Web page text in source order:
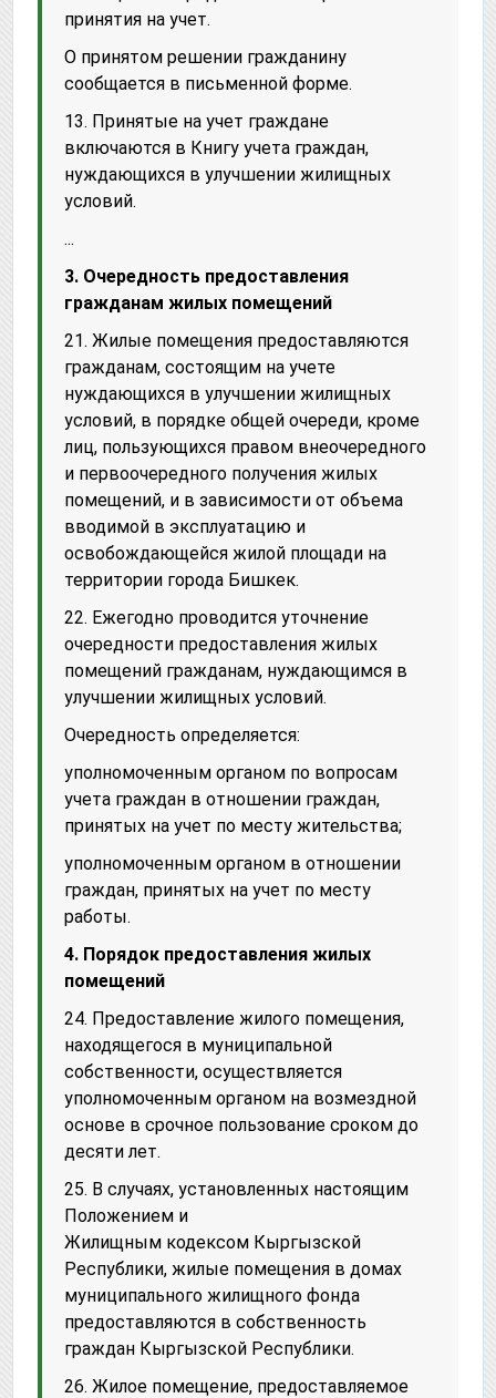
принятия на учет.
О принятом решении гражданину
сообщается в письменной форме.
13. Принятые на учет граждане
включаются в Книгу учета граждан,
нуждающихся в улучшении жилищных
условий.
...
3. Очередность предоставления
гражданам жилых помещений
21. Жилые помещения предоставляются
гражданам, состоящим на учете
нуждающихся в улучшении жилищных
условий, в порядке общей очереди, кроме
лиц, пользующихся правом внеочередного
и первоочередного получения жилых
помещений, и в зависимости от объема
вводимой в эксплуатацию и
освобождающейся жилой площади на
территории города Бишкек.
22. Ежегодно проводится уточнение
очередности предоставления жилых
помещений гражданам, нуждающимся в
улучшении жилищных условий.
Очередность определяется:
уполномоченным органом по вопросам
учета граждан в отношении граждан,
принятых на учет по месту жительства;
уполномоченным органом в отношении
граждан, принятых на учет по месту
работы.
4. Порядок предоставления жилых
помещений
24. Предоставление жилого помещения,
находящегося в муниципальной
собственности, осуществляется
уполномоченным органом на возмездной
основе в срочное пользование сроком до
десяти лет.
25. В случаях, установленных настоящим
Положением и
Жилищным кодексом Кыргызской
Республики, жилые помещения в домах
муниципального жилищного фонда
предоставляются в собственность
граждан Кыргызской Республики.
26. Жилое помещение, предоставляемое